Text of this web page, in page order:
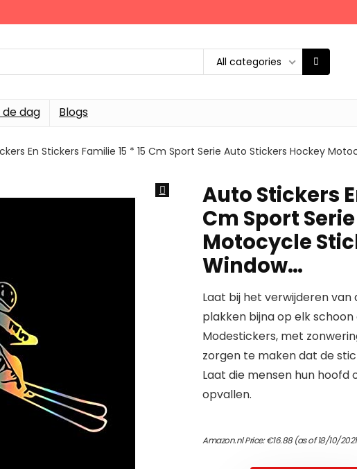
All categories
de dag Blogs
En Stickers Familie 15 * 15 Cm Sport Serie Auto Stickers Hockey
Auto Stickers
Cm Sport
Motocycle
Window…
Laat bij het verwijderen
plakken bijna op elk
Modestickers, met
zorgen te maken dat de
Laat die mensen hun
opvallen.
Amazon.nl Price:€16.88(as of 18/10/